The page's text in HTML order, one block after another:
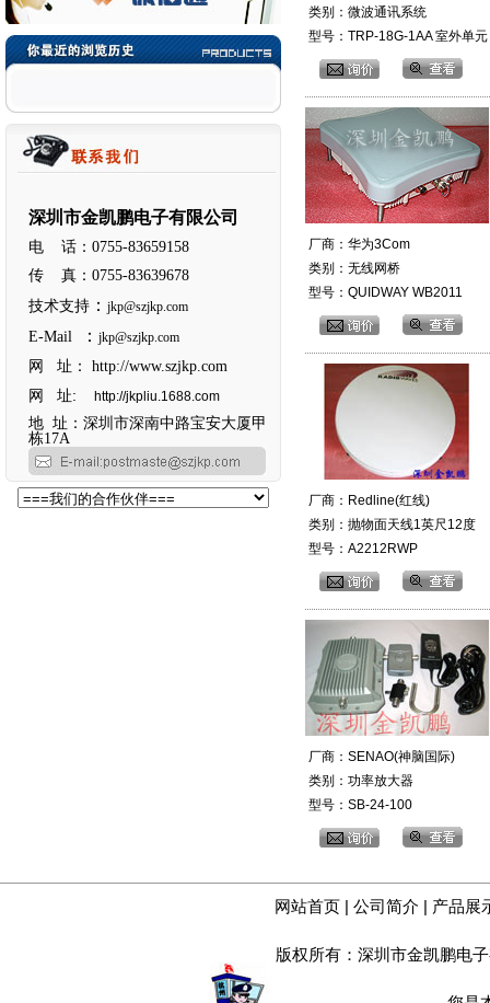
深圳市金凯鹏电子有限公司
电 话：0755-83659158
传 真：0755-83639678
技术支持 ： jkp@szjkp.com
E-Mail ： jkp@szjkp.com
网 址： http://www.szjkp.com
网 址: http://jkpliu.1688.com
地 址：深圳市深南中路宝安大厦甲
栋17A
类别：微波通讯系统
型号：TRP-18G-1AA 室外单元
厂商：华为3Com
类别：无线网桥
型号：QUIDWAY WB2011
厂商：Redline(红线)
类别：抛物面天线1英尺12度
型号：A2212RWP
厂商：SENAO(神脑国际)
类别：功率放大器
型号：SB-24-100
网站首页 | 公司简介 | 产品展
版权所有：深圳市金凯鹏电